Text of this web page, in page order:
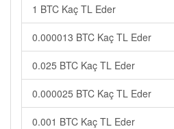
1 BTC Kaç TL Eder
0.000013 BTC Kaç TL Eder
0.025 BTC Kaç TL Eder
0.000025 BTC Kaç TL Eder
0.001 BTC Kaç TL Eder